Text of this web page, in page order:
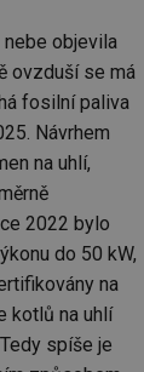
objevila
ovzduší se má
fosilní paliva
Návrhem
na uhlí,
2022 bylo
do 50 kW,
na
kotlů na uhlí
spíše je